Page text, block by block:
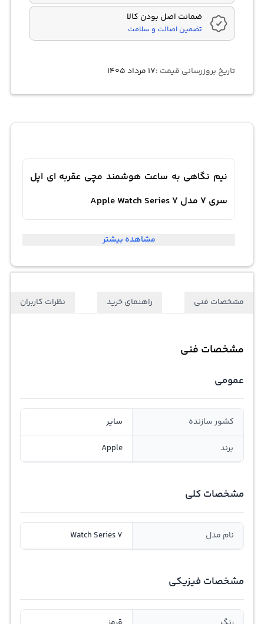
ضمانت اصل بودن کالا
تضمین اصالت و سلامت
تاریخ بروزرسانی قیمت :۱۷ مرداد ۱۴۰۵
نیم نگاهی به ساعت هوشمند مچی عقربه ای اپل
سری 7 مدل Apple Watch Series 7
مشاهده بیشتر
مشخصات فنی راهنمای خرید نظرات کاربران
مشخصات فنی
عمومی
کشور سازنده سایر
برند Apple
مشخصات کلی
نام مدل Watch Series 7
مشخصات فیزیکی